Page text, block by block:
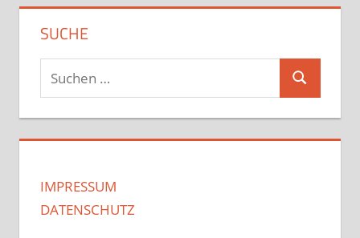
SUCHE
Suchen
nach:
Suchen
IMPRESSUM
DATENSCHUTZ